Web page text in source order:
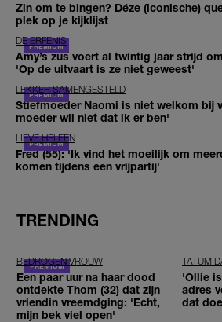
Zin om te bingen? Déze (iconische)
plek op je kijklijst
DE ERFENIS
Amy’s zus voert al twintig jaar strijd
'Op de uitvaart is ze niet geweest'
LEKKER SAMENGESTELD
Stiefmoeder Naomi is niet welkom bij
moeder wil niet dat ik er ben'
LIEVE HELEEN
Fred (55): 'Ik vind het moeilijk om
komen tijdens een vrijpartij'
TRENDING
BEDROGEN VROUW
Een paar uur na haar dood
ontdekte Thom (32) dat zijn
vriendin vreemdging: 'Echt,
mijn bek viel open'
TATUM
'Ollie
adres
dat